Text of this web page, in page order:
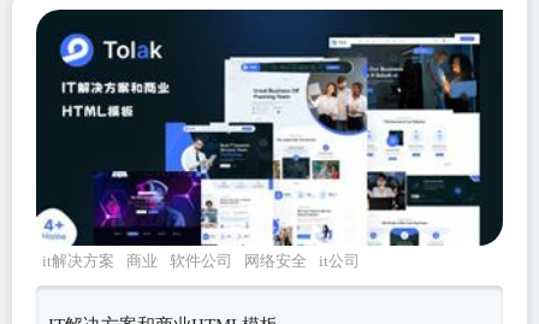
it解决方案 商业 软件公司 网络安全 it公司